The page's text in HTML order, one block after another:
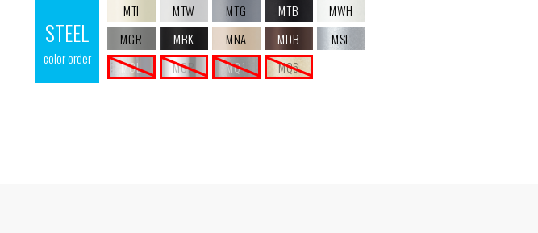
STEEL
color order
MTI MTW MTG MTB
MWH
MGR
MBK MNA MDB
MSL
MCL
MCR MQ1 MQ6